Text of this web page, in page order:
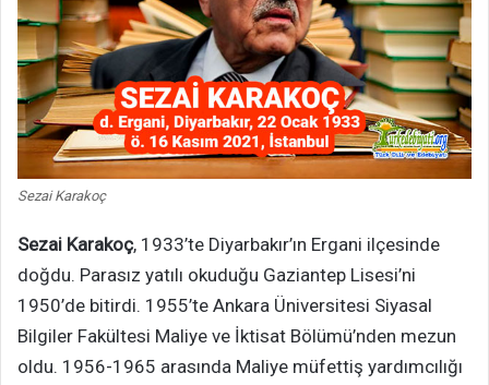
Sezai Karakoç
Sezai Karakoç, 1933’te Diyarbakır’ın Ergani ilçesinde
doğdu. Parasız yatılı okuduğu Gaziantep Lisesi’ni
1950’de bitirdi. 1955’te Ankara Üniversitesi Siyasal
Bilgiler Fakültesi Maliye ve İktisat Bölümü’nden mezun
oldu. 1956-1965 arasında Maliye müfettiş yardımcılığı